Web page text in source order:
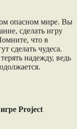
опасном мире. Вы
сделать игру
что в
сделать чудеса.
надежду, ведь
Project